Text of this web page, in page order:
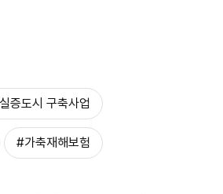
증도시 구축사업
#가축재해보험